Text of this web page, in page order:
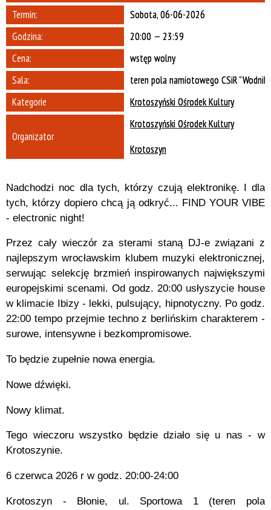
Organizator
Promowane
Termin:
Sobota, 06-06-2026
Godzina:
20:00 — 23:59
Cena:
wstęp wolny
Sala:
teren pola namiotowego CSiR "Wodnik"
Kategorie
Krotoszyński Ośrodek Kultury
Organizator
Krotoszyński Ośrodek Kultury
Krotoszyn
Nadchodzi noc dla tych, którzy czują elektronikę. I dla
tych, którzy dopiero chcą ją odkryć... FIND YOUR VIBE
- electronic night!
Przez cały wieczór za sterami staną DJ-e związani z
najlepszym wrocławskim klubem muzyki elektronicznej,
serwując selekcję brzmień inspirowanych największymi
europejskimi scenami. Od godz. 20:00 usłyszycie house
w klimacie Ibizy - lekki, pulsujący, hipnotyczny. Po godz.
22:00 tempo przejmie techno z berlińskim charakterem -
surowe, intensywne i bezkompromisowe.
To będzie zupełnie nowa energia.
Nowe dźwięki.
Nowy klimat.
Tego wieczoru wszystko będzie działo się u nas - w
Krotoszynie.
6 czerwca 2026 r w godz. 20:00-24:00
Krotoszyn - Błonie, ul. Sportowa 1 (teren pola